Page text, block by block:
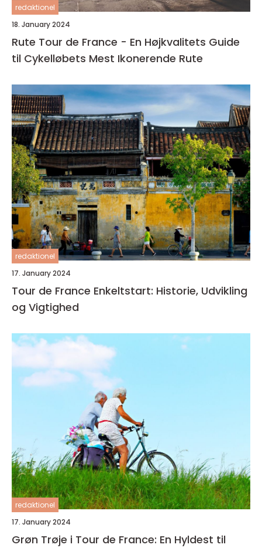
redaktionel
18. January 2024
Rute Tour de France - En Højkvalitets Guide
til Cykelløbets Mest Ikonerende Rute
redaktionel
17. January 2024
Tour de France Enkeltstart: Historie, Udvikling
og Vigtighed
redaktionel
17. January 2024
Grøn Trøje i Tour de France: En Hyldest til